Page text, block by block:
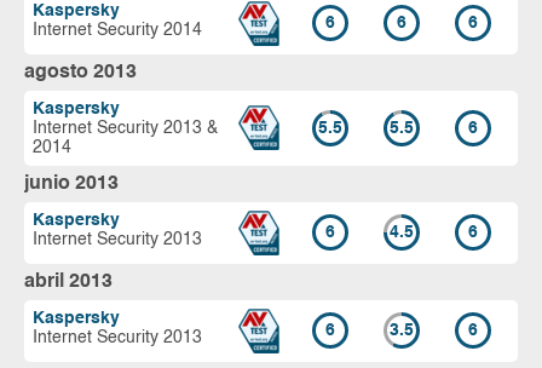
Kaspersky
Internet Security 2014
6 6 6
agosto 2013
Kaspersky
Internet Security 2013 &
2014
5.5 5.5 6
junio 2013
Kaspersky
Internet Security 2013
6 4.5 6
abril 2013
Kaspersky
Internet Security 2013
6 3.5 6